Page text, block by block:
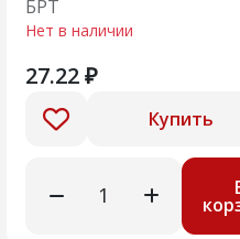
цилиндра
БРТ
Нет в наличии
27.22 ₽
Купить